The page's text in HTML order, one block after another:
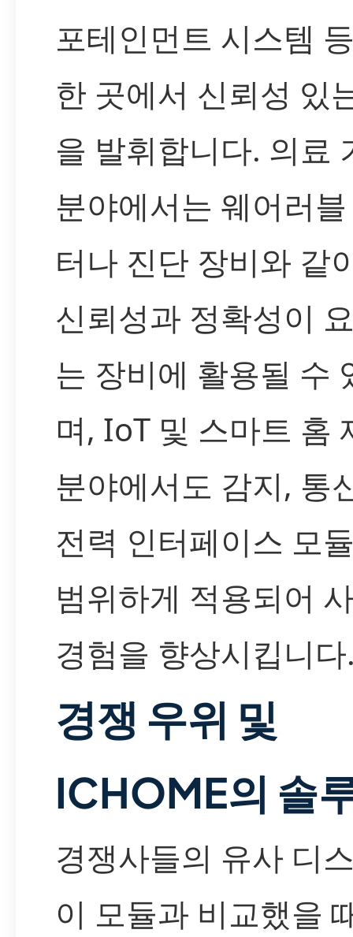
포테인먼트 시스템
한 곳에서 신뢰성 있
을 발휘합니다. 의료
분야에서는 웨어러
터나 진단 장비와 같
신뢰성과 정확성이
는 장비에 활용될 수
며, IoT 및 스마트 홈
분야에서도 감지, 통
전력 인터페이스 모
범위하게 적용되어
경험을 향상시킵니
경쟁 우위 및
ICHOME의 솔
경쟁사들의 유사 디
이 모듈과 비교했을